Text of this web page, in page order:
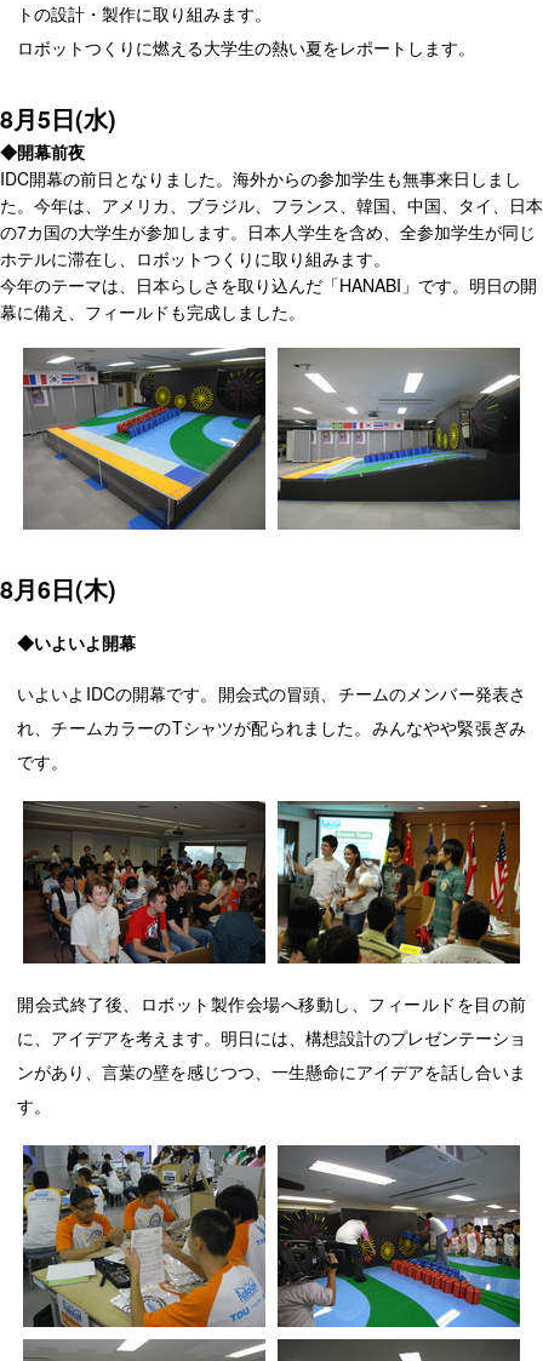
トの設計・製作に取り組みます。
ロボットつくりに燃える大学生の熱い夏をレポートします。
8月5日(水)
◆開幕前夜
IDC開幕の前日となりました。海外からの参加学生も無事来日しまし
た。今年は、アメリカ、ブラジル、フランス、韓国、中国、タイ、日本
の7カ国の大学生が参加します。日本人学生を含め、全参加学生が同じ
ホテルに滞在し、ロボットつくりに取り組みます。
今年のテーマは、日本らしさを取り込んだ「HANABI」です。明日の開
幕に備え、フィールドも完成しました。
8月6日(木)
◆いよいよ開幕
いよいよIDCの開幕です。開会式の冒頭、チームのメンバー発表さ
れ、チームカラーのTシャツが配られました。みんなやや緊張ぎみ
です。
開会式終了後、ロボット製作会場へ移動し、フィールドを目の前
に、アイデアを考えます。明日には、構想設計のプレゼンテーショ
ンがあり、言葉の壁を感じつつ、一生懸命にアイデアを話し合いま
す。